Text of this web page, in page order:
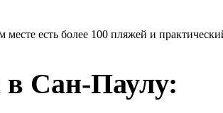
месте есть более 100 пляжей и
в Сан-Паулу: